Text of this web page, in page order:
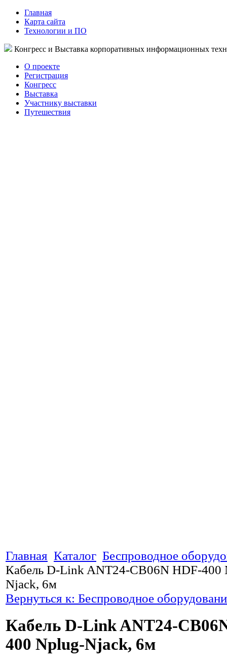
Главная
Карта сайта
Технологии и ПО
Конгресс и Выставка корпоративных информационных
О проекте
Регистрация
Конгресс
Выставка
Участнику выставки
Путешествия
Главная Каталог Беспроводное
Кабель D-Link ANT24-CB06N HDF-400
Njack, 6м
Вернуться к: Беспроводное
Кабель D-Link ANT24-
400 Nplug-Njack, 6м